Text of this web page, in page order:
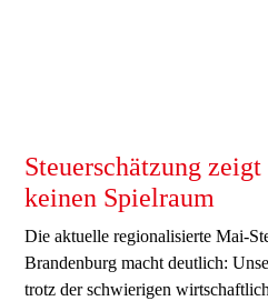
Steuerschätzung
keinen Spielraum
Die aktuelle regionalisierte Mai-
Brandenburg macht deutlich:
trotz der schwierigen